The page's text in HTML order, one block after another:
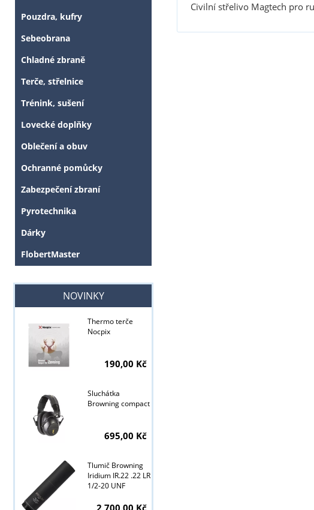
Civilní střelivo Magtech pro
Pouzdra, kufry
Sebeobrana
Chladné zbraně
Terče, střelnice
Trénink, sušení
Lovecké doplňky
Oblečení a obuv
Ochranné pomůcky
Zabezpečení zbraní
Pyrotechnika
Dárky
FlobertMaster
NOVINKY
Thermo terče
Nocpix
190,00 Kč
Sluchátka
Browning compact
695,00 Kč
Tlumič Browning
Iridium IR.22 .22 LR
1/2-20 UNF